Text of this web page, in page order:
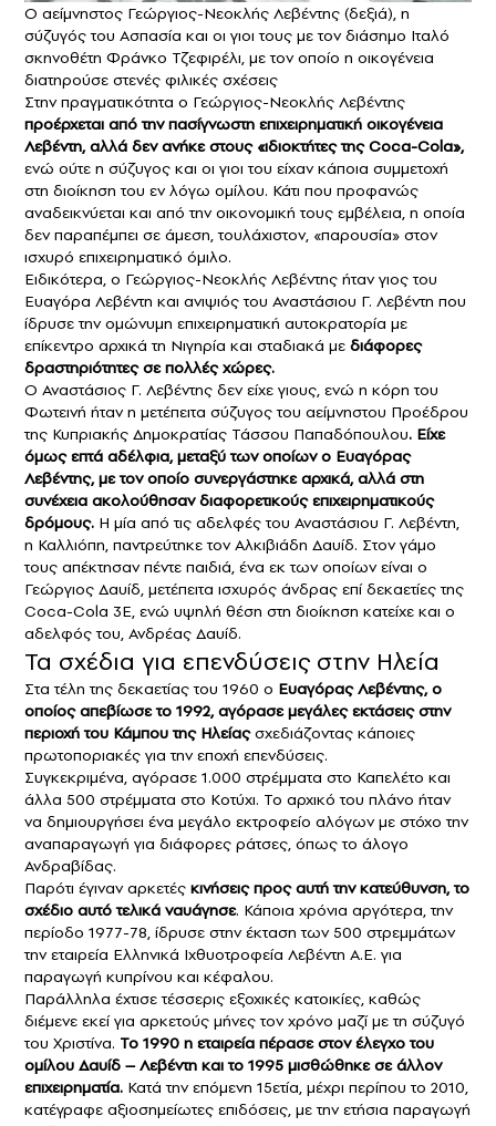
Ο αείμνηστος Γεώργιος-Νεοκλής Λεβέντης (δεξιά), η
σύζυγός του Ασπασία και οι γιοι τους με τον διάσημο Ιταλό
σκηνοθέτη Φράνκο Τζεφιρέλι, με τον οποίο η οικογένεια
διατηρούσε στενές φιλικές σχέσεις
Στην πραγματικότητα ο Γεώργιος-Νεοκλής Λεβέντης
προέρχεται από την πασίγνωστη επιχειρηματική οικογένεια
Λεβέντη, αλλά δεν ανήκε στους «ιδιοκτήτες της Coca-Cola»,
ενώ ούτε η σύζυγος και οι γιοι του είχαν κάποια συμμετοχή
στη διοίκηση του εν λόγω ομίλου. Κάτι που προφανώς
αναδεικνύεται και από την οικονομική τους εμβέλεια, η οποία
δεν παραπέμπει σε άμεση, τουλάχιστον, «παρουσία» στον
ισχυρό επιχειρηματικό όμιλο.
Ειδικότερα, ο Γεώργιος-Νεοκλής Λεβέντης ήταν γιος του
Ευαγόρα Λεβέντη και ανιψιός του Αναστάσιου Γ. Λεβέντη που
ίδρυσε την ομώνυμη επιχειρηματική αυτοκρατορία με
επίκεντρο αρχικά τη Νιγηρία και σταδιακά με διάφορες
δραστηριότητες σε πολλές χώρες.
Ο Αναστάσιος Γ. Λεβέντης δεν είχε γιους, ενώ η κόρη του
Φωτεινή ήταν η μετέπειτα σύζυγος του αείμνηστου Προέδρου
της Κυπριακής Δημοκρατίας Τάσσου Παπαδόπουλου. Είχε
όμως επτά αδέλφια, μεταξύ των οποίων ο Ευαγόρας
Λεβέντης, με τον οποίο συνεργάστηκε αρχικά, αλλά στη
συνέχεια ακολούθησαν διαφορετικούς επιχειρηματικούς
δρόμους. Η μία από τις αδελφές του Αναστάσιου Γ. Λεβέντη,
η Καλλιόπη, παντρεύτηκε τον Αλκιβιάδη Δαυίδ. Στον γάμο
τους απέκτησαν πέντε παιδιά, ένα εκ των οποίων είναι ο
Γεώργιος Δαυίδ, μετέπειτα ισχυρός άνδρας επί δεκαετίες της
Coca-Cola 3E, ενώ υψηλή θέση στη διοίκηση κατείχε και ο
αδελφός του, Ανδρέας Δαυίδ.
Τα σχέδια για επενδύσεις στην Ηλεία
Στα τέλη της δεκαετίας του 1960 ο Ευαγόρας Λεβέντης, ο
οποίος απεβίωσε το 1992, αγόρασε μεγάλες εκτάσεις στην
περιοχή του Κάμπου τηςΗλείαςσχεδιάζοντας κάποιες
πρωτοποριακές για την εποχή επενδύσεις.
Συγκεκριμένα, αγόρασε 1.000 στρέμματα στο Καπελέτο και
άλλα 500 στρέμματα στο Κοτύχι. Το αρχικό του πλάνο ήταν
να δημιουργήσει ένα μεγάλο εκτροφείο αλόγων με στόχο την
αναπαραγωγή για διάφορες ράτσες, όπως το άλογο
Ανδραβίδας.
Παρότι έγιναν αρκετές κινήσεις προς αυτή την κατεύθυνση, το
σχέδιο αυτό τελικά ναυάγησε. Κάποια χρόνια αργότερα, την
περίοδο 1977-78, ίδρυσε στην έκταση των 500 στρεμμάτων
την εταιρεία Ελληνικά Ιχθυοτροφεία Λεβέντη Α.Ε. για
παραγωγή κυπρίνου και κέφαλου.
Παράλληλα έχτισε τέσσερις εξοχικές κατοικίες, καθώς
διέμενε εκεί για αρκετούς μήνες τον χρόνο μαζί με τη σύζυγό
του Χριστίνα. Το 1990 η εταιρεία πέρασε στον έλεγχο του
ομίλου Δαυίδ – Λεβέντη και το 1995 μισθώθηκε σε άλλον
επιχειρηματία. Κατά την επόμενη 15ετία, μέχρι περίπου το 2010,
κατέγραφε αξιοσημείωτες επιδόσεις, με την ετήσια παραγωγή